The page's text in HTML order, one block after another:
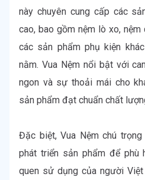
này chuyên cung cấp các
cao, bao gồm nệm lò xo,
các sản phẩm phụ kiện
nằm. Vua Nệm nổi bật với
ngon và sự thoải mái cho
sản phẩm đạt chuẩn chất
Đặc biệt, Vua Nệm chú
phát triển sản phẩm để phù
quen sử dụng của người